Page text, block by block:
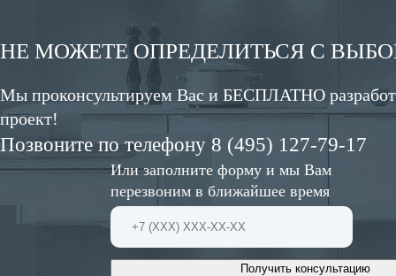
НЕ МОЖЕТЕ ОПРЕДЕЛИТЬСЯ С
Мы проконсультируем Вас и БЕСПЛАТНО
проект!
Позвоните по телефону 8 (495) 127-79-17
Или заполните форму и мы Вам
перезвоним в ближайшее время
Получить консультацию